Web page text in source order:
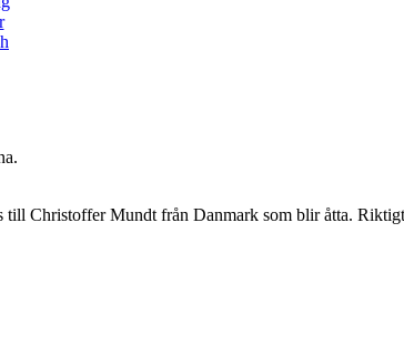
Christoffer Mundt från Danmark som blir åtta.